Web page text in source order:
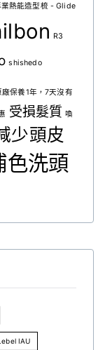
熱能造型梳 - Glide
R3
shishedo
廠保養1年，7天沒有
受損髮質 喚
少頭皮
色洗頭
IAU